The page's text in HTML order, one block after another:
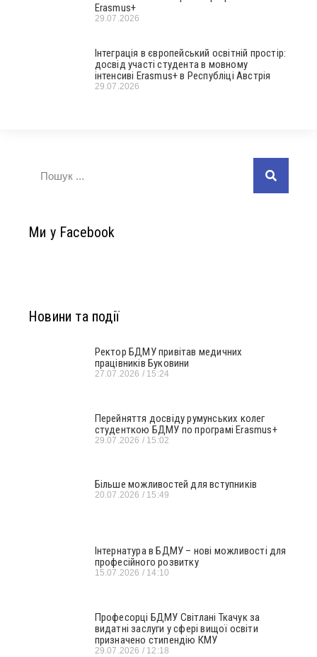
Erasmus+
29.07.2026
Інтеграція в європейський освітній простір:
досвід участі студента в мовному
інтенсиві Erasmus+ в Республіці Австрія
29.07.2026
Ми у Facebook
Новини та події
Ректор БДМУ привітав медичних
працівників Буковини
27.07.2026 15:24
Перейняття досвіду румунських колег
студенткою БДМУ по програмі Erasmus+
29.07.2026 15:02
Більше можливостей для вступників
20.07.2026 15:49
Інтернатура в БДМУ – нові можливості для
професійного розвитку
15.07.2026 14:10
Професорці БДМУ Світлані Ткачук за
видатні заслуги у сфері вищої освіти
призначено стипендію КМУ
29.07.2026 12:18